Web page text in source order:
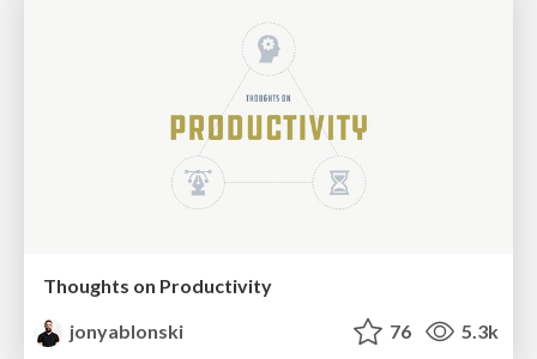
Thoughts on Productivity
jonyablonski
76 5.3k